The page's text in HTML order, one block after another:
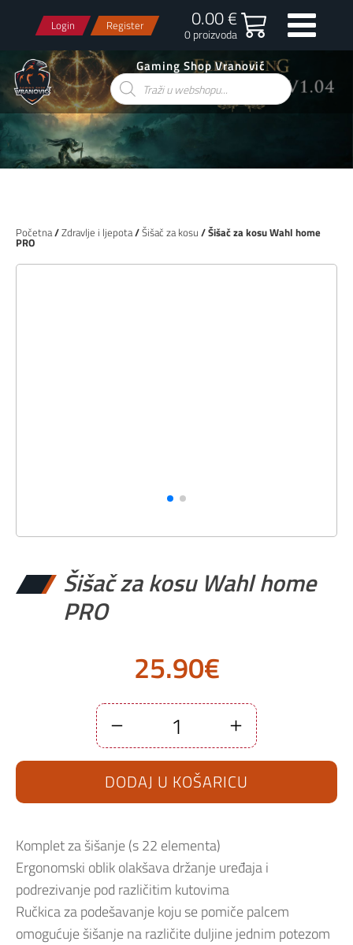
Login Register 0.00 €
0 proizvoda
Gaming Shop Vranović
Products
search
Početna/Zdravlje i ljepota/Šišač za kosu / Šišač za kosu Wahl home
PRO
Šišač za kosu Wahl home
PRO
25.90€
za
kosu
home
PRO
količina
DODAJ U KOŠARICU
Komplet za šišanje (s 22 elementa)
Ergonomski oblik olakšava držanje uređaja i
podrezivanje pod različitim kutovima
Ručkica za podešavanje koju se pomiče palcem
omogućuje šišanje na različite duljine jednim potezom